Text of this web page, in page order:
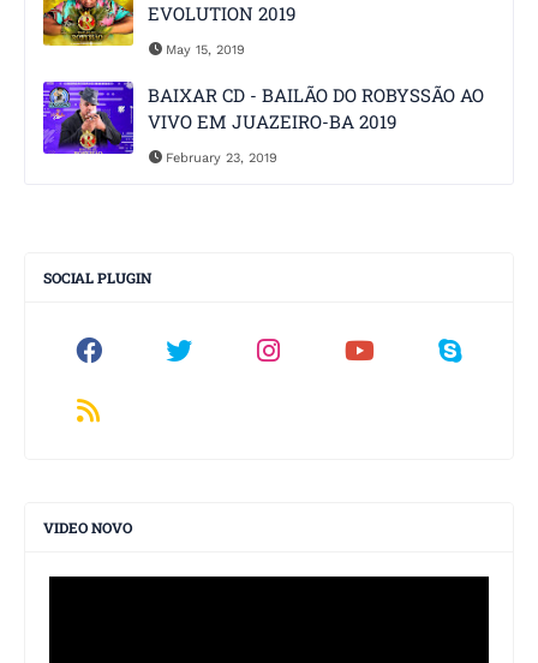
EVOLUTION 2019
May 15, 2019
BAIXAR CD - BAILÃO DO ROBYSSÃO AO
VIVO EM JUAZEIRO-BA 2019
February 23, 2019
SOCIAL PLUGIN
VIDEO NOVO